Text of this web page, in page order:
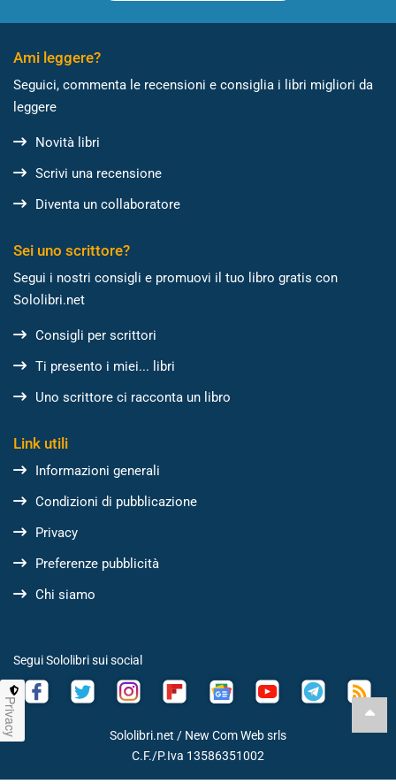
Ami leggere?
Seguici, commenta le recensioni e consiglia i libri migliori da
leggere
Novità libri
Scrivi una recensione
Diventa un collaboratore
Sei uno scrittore?
Segui i nostri consigli e promuovi il tuo libro gratis con
Sololibri.net
Consigli per scrittori
Ti presento i miei... libri
Uno scrittore ci racconta un libro
Link utili
Informazioni generali
Condizioni di pubblicazione
Privacy
Preferenze pubblicità
Chi siamo
Segui Sololibri sui social
Sololibri.net / New Com Web srls
C.F./P.Iva 13586351002
Privacy